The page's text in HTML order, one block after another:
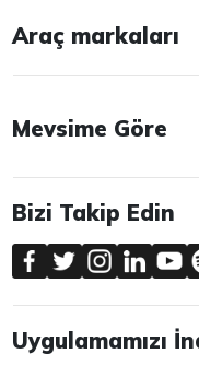
Araç markaları
Mevsime Göre
Bizi Takip Edin
Uygulamamızı